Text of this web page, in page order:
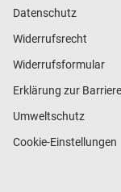
Datenschutz
Widerrufsrecht
Widerrufsformular
Erklärung zur
Umweltschutz
Cookie-Einstellungen